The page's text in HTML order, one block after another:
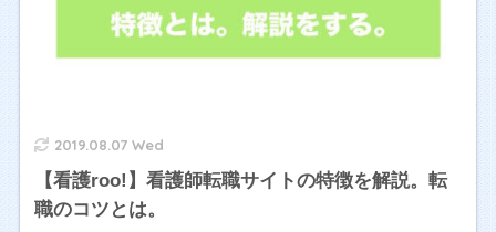
2019.08.07 Wed
【看護roo!】看護師転職サイトの特徴を解説。転
職のコツとは。